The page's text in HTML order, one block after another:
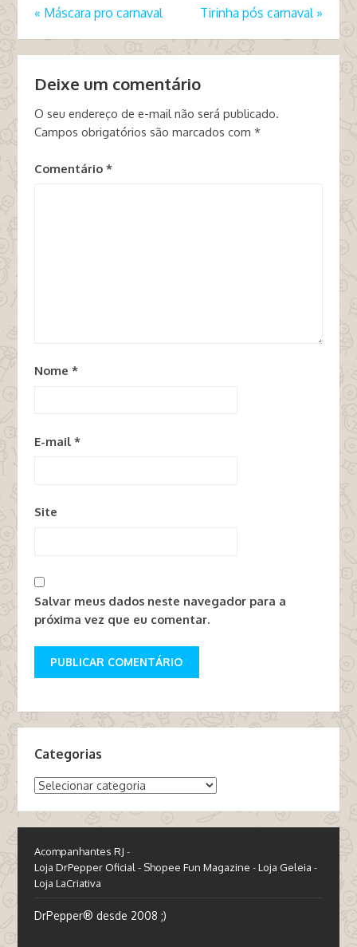
« Máscara pro carnaval Tirinha pós carnaval »
Deixe um comentário
O seu endereço de e-mail não será publicado.
Campos obrigatórios são marcados com *
Comentário *
Nome *
E-mail *
Site
Salvar meus dados neste navegador para a
próxima vez que eu comentar.
Categorias
Categorias
Acompanhantes RJ -
Loja DrPepper Oficial - Shopee Fun Magazine -Loja Geleia -
Loja LaCriativa
DrPepper® desde 2008 ;)